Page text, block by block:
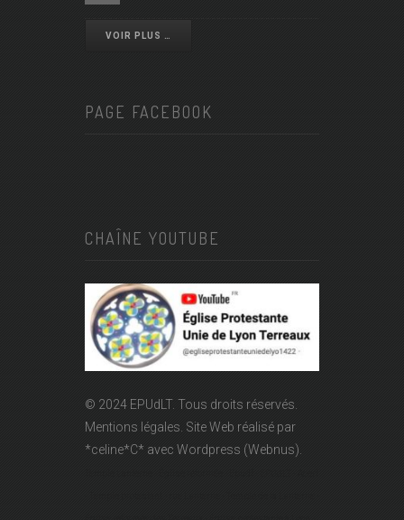
VOIR PLUS …
PAGE FACEBOOK
CHAÎNE YOUTUBE
© 2024 EPUdLT. Tous droits réservés.
Mentions légales. Site Web réalisé par
*celine*C* avec Wordpress (Webnus).